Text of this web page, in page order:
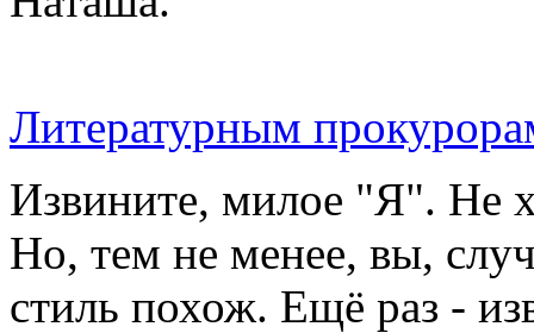
Литературным
Извините, милое "Я". Не
Но, тем не менее, вы,
стиль похож. Ещё раз -